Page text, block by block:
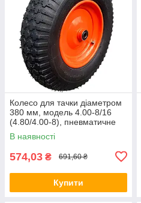
Колесо для тачки діаметром
380 мм, модель 4.00-8/16
(4.80/4.00-8), пневматичне
В наявності
574,03 ₴ 691,60 ₴
Купити